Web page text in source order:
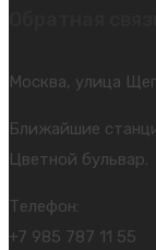
Москва, улица
Ближайшие
Цветной бульвар.
Телефон:
+7 985 787 11 55